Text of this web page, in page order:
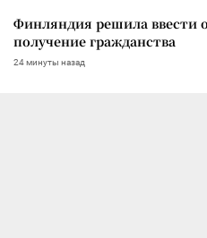
Финляндия решила ввести
получение гражданства
24 минуты назад